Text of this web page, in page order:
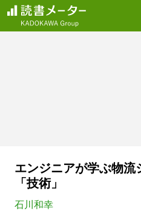
エンジニアが学ぶ物流
「技術」
石川和幸